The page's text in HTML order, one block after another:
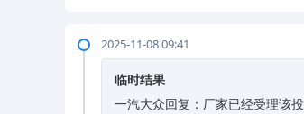
2025-11-08 09:41
临时结果
一汽大众回复：厂家已经受理该